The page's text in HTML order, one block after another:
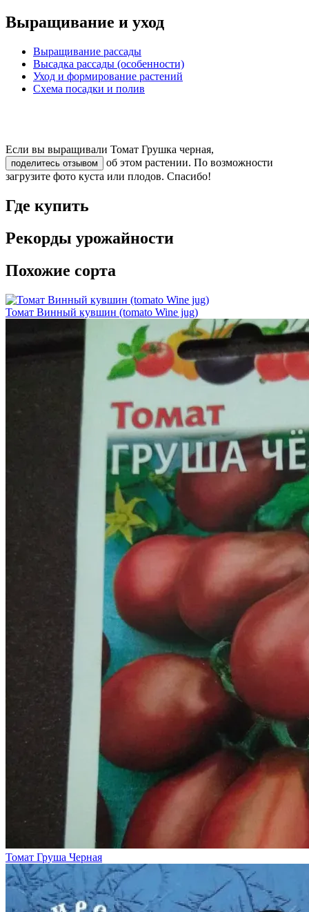
Выращивание и уход
Выращивание рассады
Высадка рассады (особенности)
Уход и формирование растений
Схема посадки и полив
Если вы выращивали Томат Грушка черная,
поделитесь отзывом
об этом растении. По возможности
загрузите фото куста или плодов. Спасибо!
Где купить
Рекорды урожайности
Похожие сорта
Томат Винный кувшин (tomato Wine jug)
Томат Груша Черная